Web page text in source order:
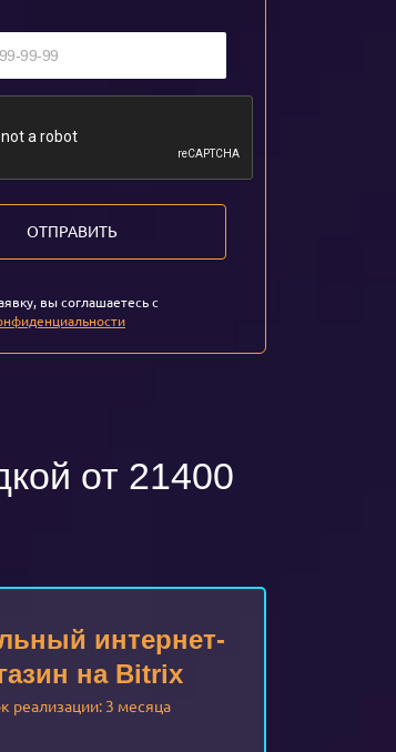
ОТПРАВИТЬ
вы соглашаетесь с
от 21400
интернет-
на Bitrix
реализации: 3 месяца